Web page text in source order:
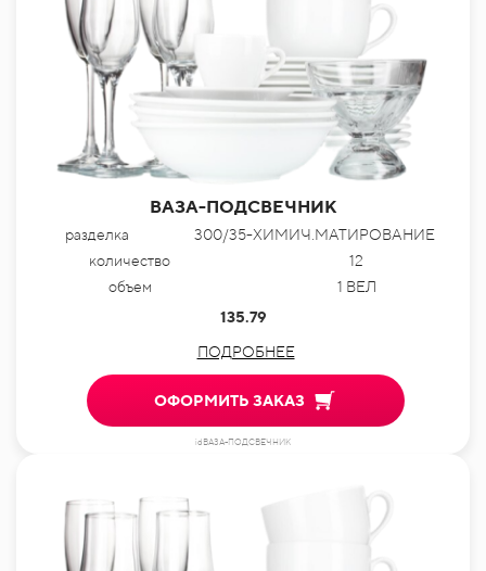
ВАЗА-ПОДСВЕЧНИК
разделка
300/35-ХИМИЧ.МАТИРОВАНИЕ
количество
12
объем
1 ВЕЛ
135.79
ПОДРОБНЕЕ
ОФОРМИТЬ ЗАКАЗ
idВАЗА-ПОДСВЕЧНИК